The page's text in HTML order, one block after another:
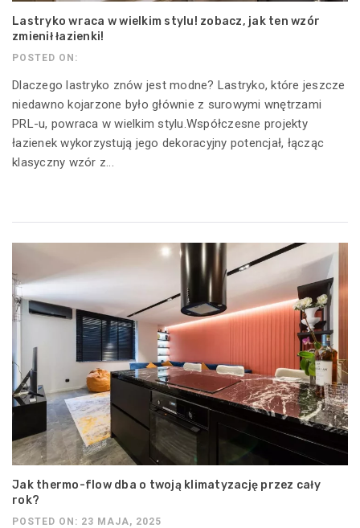
Lastryko wraca w wielkim stylu! zobacz, jak ten wzór
zmienił łazienki!
POSTED ON:
Dlaczego lastryko znów jest modne? Lastryko, które jeszcze
niedawno kojarzone było głównie z surowymi wnętrzami
PRL-u, powraca w wielkim stylu.Współczesne projekty
łazienek wykorzystują jego dekoracyjny potencjał, łącząc
klasyczny wzór z...
Jak thermo-flow dba o twoją klimatyzację przez cały
rok?
POSTED ON: 23 MAJA, 2025